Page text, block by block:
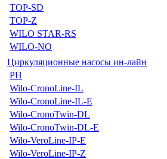
TOP-SD
TOP-Z
WILO STAR-RS
WILO-NO
Циркуляционные насосы ин-лайн
PH
Wilo-CronoLine-IL
Wilo-CronoLine-IL-E
Wilo-CronoTwin-DL
Wilo-CronoTwin-DL-E
Wilo-VeroLine-IP-E
Wilo-VeroLine-IP-Z